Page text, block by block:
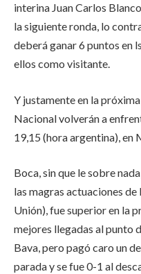
interina Juan Carlos
la siguiente ronda, lo
deberá ganar 6 puntos en
ellos como visitante.
Y justamente en la
Nacional volverán a
19,15 (hora argentina), en
Boca, sin que le sobre
las magras actuaciones
Unión), fue superior en la
mejores llegadas al punto
Bava, pero pagó caro un
parada y se fue 0-1 al